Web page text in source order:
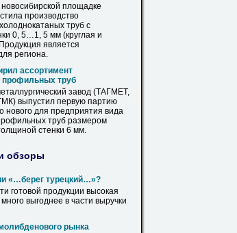
новосибирской площадке
производство
труб с
0, 5…1, 5 мм (круглая и
является
региона.
ассортимент
профильных труб
завод (ТАГМЕТ,
выпустил первую партию
нового для предприятия вида
труб размером
стенки 6 мм.
обзоры
«…берег турецкий…»?
готовой продукции высокая
выгоднее в части выручки
рынка